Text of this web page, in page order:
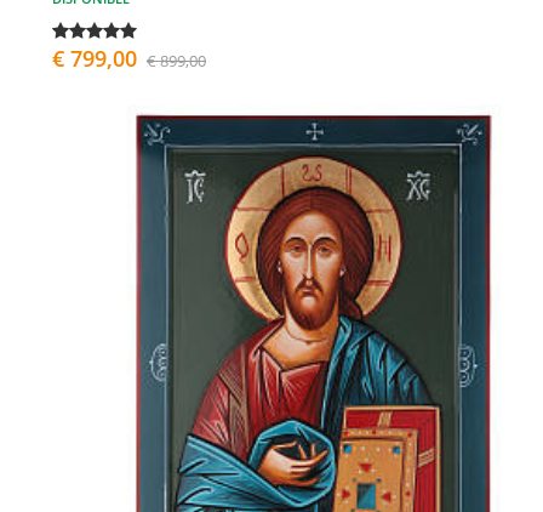
€ 799,00 € 899,00